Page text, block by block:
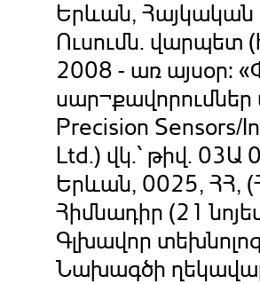
Երևան,
Ուսումն. վարպետ
2008 - առ այսօր:
Precision Sensors/
Ltd.) վկ.՝ թիվ. 03Ա
Երևան, 0025, ՀՀ,
Հիմնադիր (21
Գլխավոր
Նախագծի